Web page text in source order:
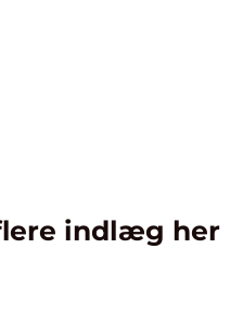
indlæg her